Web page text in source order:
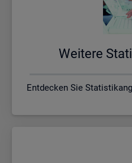
Wei­te­re
Entdecken Sie